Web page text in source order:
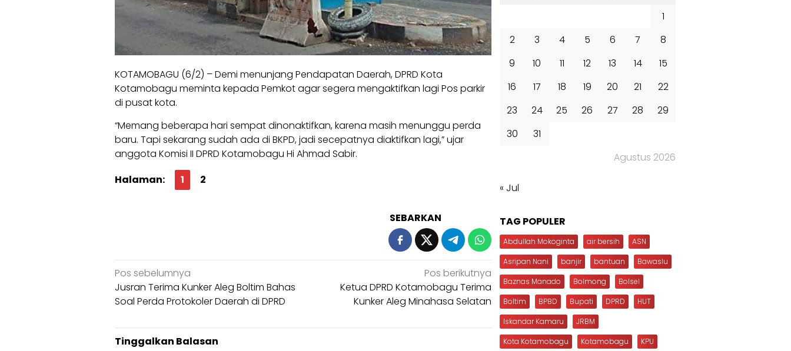
KOTAMOBAGU (6/2) – Demi menunjang Pendapatan Daerah, DPRD Kota
Kotamobagu meminta kepada Pemkot agar segera mengaktifkan lagi Pos parkir
di pusat kota.
“Memang beberapa hari sempat dinonaktifkan, karena masih menunggu perda
baru. Tapi sekarang sudah ada di BKPD, jadi secepatnya diaktifkan lagi,” ujar
anggota Komisi II DPRD Kotamobagu Hi Ahmad Sabir.
Halaman:
1 2
SEBARKAN
Navigasi
pos
Pos sebelumnya
Jusran Terima Kunker Aleg Boltim Bahas
Soal Perda Protokoler Daerah di DPRD
Pos berikutnya
Ketua DPRD Kotamobagu Terima
Kunker Aleg Minahasa Selatan
Tinggalkan Balasan
Agustus 2026
1
2
3 4 5 6 7
8
9
10 11 12 13 14
15
16
17 18 19 20 21
22
23
24 25 26 27 28
29
30
31
« Jul
TAG POPULER
Abdullah Mokoginta air bersih
ASN
Asripan Nani
banjir bantuan
Bawaslu
Baznas Manado
Bolmong
Bolsel
Boltim
BPBD Bupati DPRD
HUT
Iskandar Kamaru
JRBM
Kota Kotamobagu
Kotamobagu
KPU